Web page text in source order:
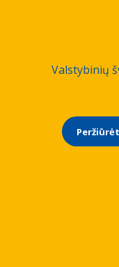
Valstybinių